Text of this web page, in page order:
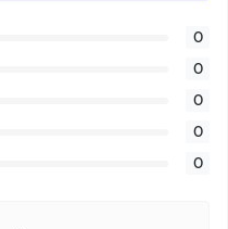
0
0
0
0
0